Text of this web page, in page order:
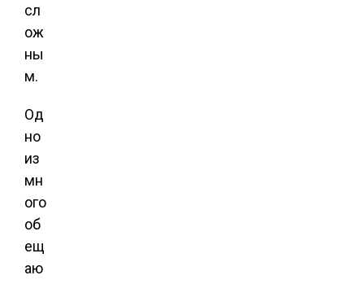
сл
ож
ны
м.
Од
но
из
мн
ого
об
ещ
аю